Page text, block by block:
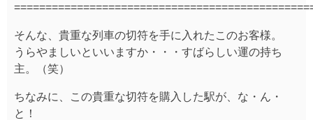
そんな、貴重な列車の切符を手に入れたこのお客様。
うらやましいといいますか・・・すばらしい運の持ち
主。（笑）
ちなみに、この貴重な切符を購入した駅が、な・ん・
と！